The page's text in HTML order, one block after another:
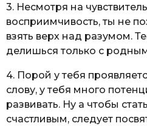
3. Несмотря на
восприимчивость, ты не
взять верх над разумом.
делишься только с
4. Порой у тебя
слову, у тебя много
развивать. Ну а чтобы
счастливым, следует